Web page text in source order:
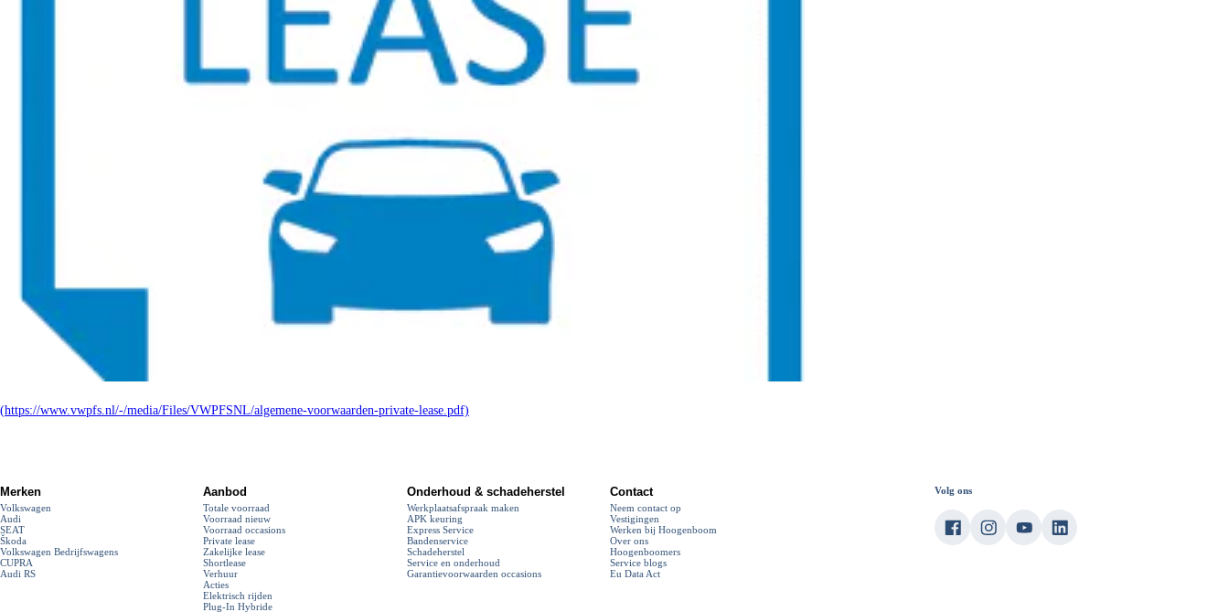
(https://www.vwpfs.nl/-/media/Files/VWPFSNL/algemene-voorwaarden-private-lease.pdf)
Merken
Volkswagen
Audi
SEAT
Škoda
Volkswagen Bedrijfswagens
CUPRA
Audi RS
Aanbod
Totale voorraad
Voorraad nieuw
Voorraad occasions
Private lease
Zakelijke lease
Shortlease
Verhuur
Acties
Elektrisch rijden
Plug-In Hybride
Onderhoud & schadeherstel
Werkplaatsafspraak maken
APK keuring
Express Service
Bandenservice
Schadeherstel
Service en onderhoud
Garantievoorwaarden occasions
Contact
Neem contact op
Vestigingen
Werken bij Hoogenboom
Over ons
Hoogenboomers
Service blogs
Eu Data Act
Volg ons